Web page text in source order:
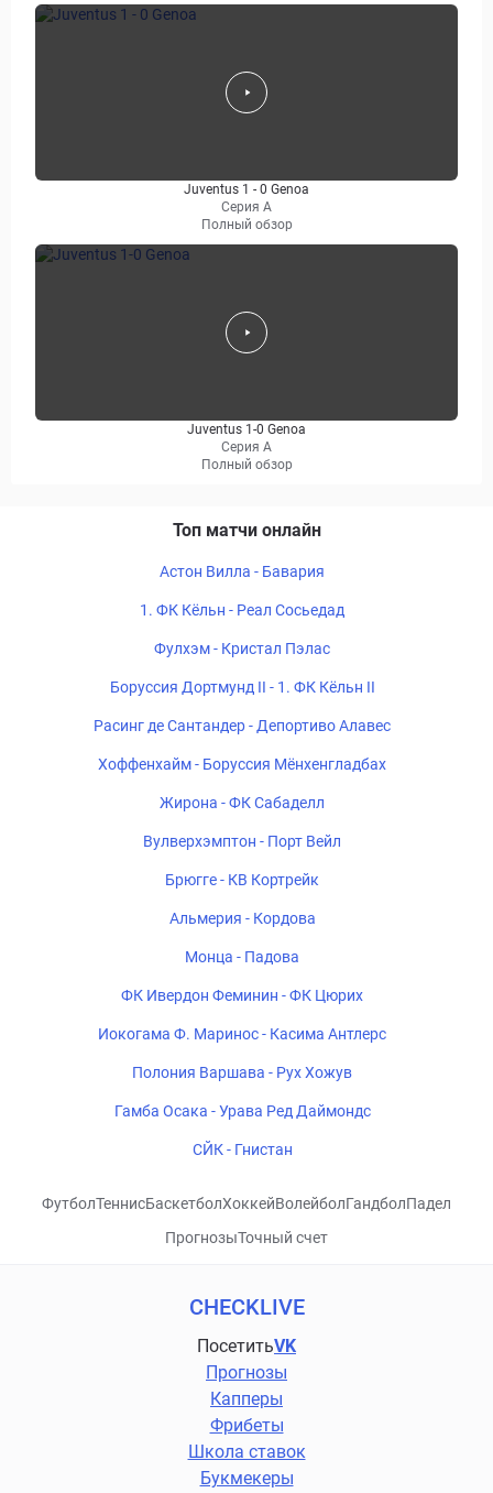
Juventus 1 - 0 Genoa
Серия А
Полный обзор
Juventus 1-0 Genoa
Серия А
Полный обзор
Топ матчи онлайн
Астон Вилла - Бавария
1. ФК Кёльн - Реал Сосьедад
Фулхэм - Кристал Пэлас
Боруссия Дортмунд II - 1. ФК Кёльн II
Расинг де Сантандер - Депортиво Алавес
Хоффенхайм - Боруссия Мёнхенгладбах
Жирона - ФК Сабаделл
Вулверхэмптон - Порт Вейл
Брюгге - КВ Кортрейк
Альмерия - Кордова
Монца - Падова
ФК Ивердон Феминин - ФК Цюрих
Иокогама Ф. Маринос - Касима Антлерс
Полония Варшава - Рух Хожув
Гамба Осака - Урава Ред Даймондс
СЙК - Гнистан
ФутболТеннисБаскетболХоккейВолейболГандболПадел
ПрогнозыТочный счет
CHECKLIVE
ПосетитьVK
Прогнозы
Капперы
Фрибеты
Школа ставок
Букмекеры